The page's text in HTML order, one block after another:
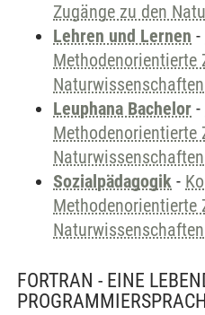
Zugänge zu den
Lehren und Lernen -
Methodenorientierte
Naturwissenschaften
Leuphana Bachelor -
Methodenorientierte
Naturwissenschaften
Sozialpädagogik -
Methodenorientierte
Naturwissenschaften
FORTRAN - EINE